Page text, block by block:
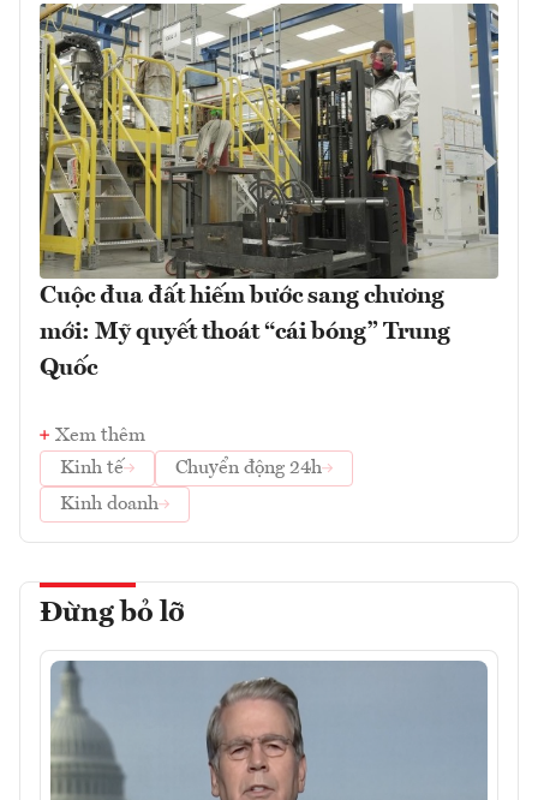
Cuộc đua đất hiếm bước sang chương
mới: Mỹ quyết thoát “cái bóng” Trung
Quốc
Xem thêm
Kinh tế
Chuyển động 24h
Kinh doanh
Đừng bỏ lỡ